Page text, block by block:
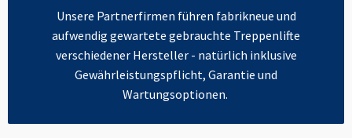
Unsere Partnerfirmen führen fabrikneue und
aufwendig gewartete gebrauchte Treppenlifte
verschiedener Hersteller - natürlich inklusive
Gewährleistungspflicht, Garantie und
Wartungsoptionen.